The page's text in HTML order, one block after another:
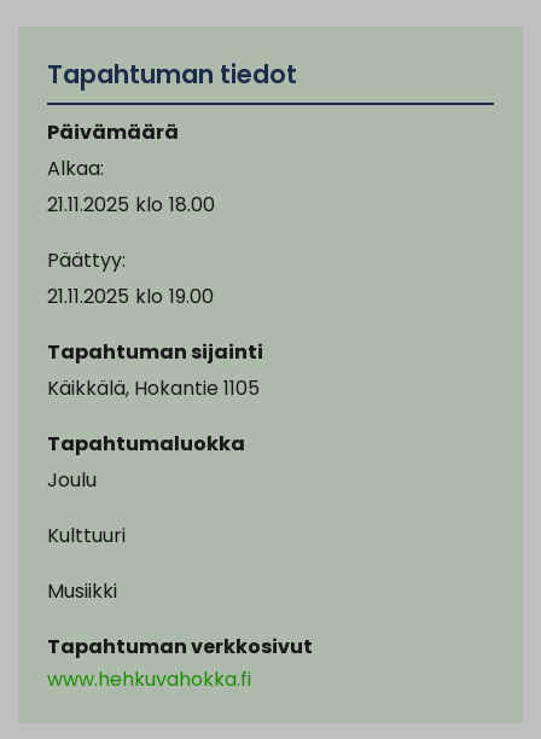
Tapahtuman tiedot
Päivämäärä
Alkaa:
21.11.2025 klo 18.00
Päättyy:
21.11.2025 klo 19.00
Tapahtuman sijainti
Käikkälä, Hokantie 1105
Tapahtumaluokka
Joulu
Kulttuuri
Musiikki
Tapahtuman verkkosivut
www.hehkuvahokka.fi